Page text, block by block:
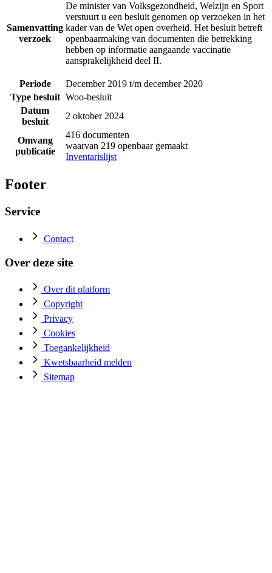
Samenvatting
verzoek
De minister van Volksgezondheid, Welzijn en Sport
verstuurt u een besluit genomen op verzoeken in het
kader van de Wet open overheid. Het besluit betreft
openbaarmaking van documenten die betrekking
hebben op informatie aangaande vaccinatie
aansprakelijkheid deel II.
Periode
December 2019 t/m december 2020
Type besluit Woo-besluit
Datum
besluit
2 oktober 2024
Omvang
publicatie
416 documenten
waarvan 219 openbaar gemaakt
Inventarislijst
Footer
Service
Contact
Over deze site
Over dit platform
Copyright
Privacy
Cookies
Toegankelijkheid
Kwetsbaarheid melden
Sitemap